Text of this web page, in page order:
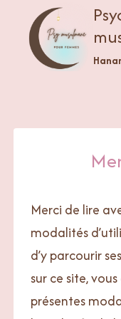
contenu
Merci de lire
modalités
d’y parcourir
sur ce site,
présentes